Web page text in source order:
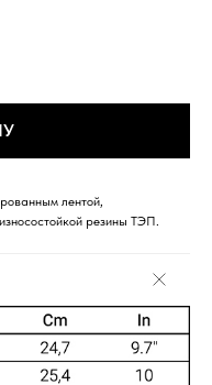
лентой,
резины ТЭП.